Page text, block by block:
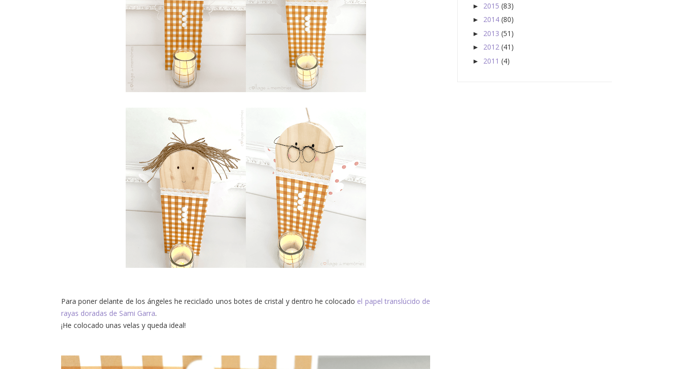
Para poner delante de los ángeles he reciclado unos botes de cristal y dentro he colocado el papel translúcido de
rayas doradas de Sami Garra.
¡He colocado unas velas y queda ideal!
► 2015 (83)
► 2014 (80)
► 2013 (51)
► 2012 (41)
► 2011 (4)